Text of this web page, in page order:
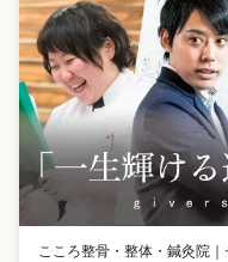
こころ整骨・整体・鍼灸院